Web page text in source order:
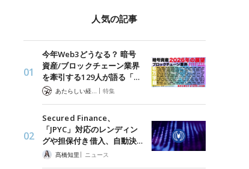
人気の記事
今年Web3どうなる？ 暗号
資産/ブロックチェーン業界
を牽引する129人が語る「…
| 特集
Secured Finance、
「JPYC」対応のレンディン
グや担保付き借入、自動決…
髙橋知里 | ニュース